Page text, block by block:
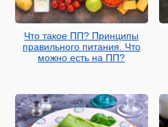
Что такое ПП? Принципы
правильного питания. Что
можно есть на ПП?